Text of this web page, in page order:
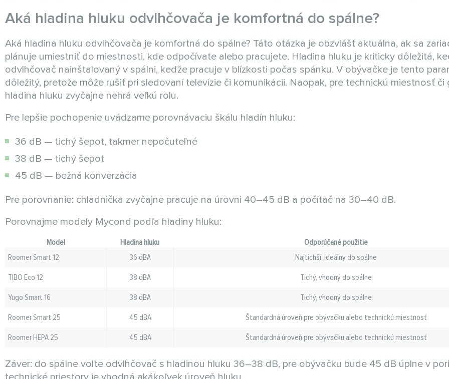
Aká hladina hluku odvlhčovača je komfortná do spálne?
Aká hladina hluku odvlhčovača je komfortná do spálne? Táto otázka je obzvlášť aktuálna, ak sa
plánuje umiestniť do miestnosti, kde odpočívate alebo pracujete. Hladina hluku je kriticky dôležitá,
odvlhčovač nainštalovaný v spálni, keďže pracuje v blízkosti počas spánku. V obývačke je tento
dôležitý, pretože môže rušiť pri sledovaní televízie či komunikácii. Naopak, pre technickú miestnosť či
hladina hluku zvyčajne nehrá veľkú rolu.
Pre lepšie pochopenie uvádzame porovnávaciu škálu hladín hluku:
36 dB — tichý šepot, takmer nepočuteľné
38 dB — tichý šepot
45 dB — bežná konverzácia
Pre porovnanie: chladnička zvyčajne pracuje na úrovni 40–45 dB a počítač na 30–40 dB.
Porovnajme modely Mycond podľa hladiny hluku:
Model Hladina hluku
Odporúčané použitie
Roomer Smart 12
36 dBA
Najtichší, ideálny do spálne
TIBO Eco 12
38 dBA
Tichý, vhodný do spálne
Yugo Smart 16
38 dBA
Tichý, vhodný do spálne
Roomer Smart 25
45 dBA
Štandardná úroveň pre obývačku alebo technickú miestnosť
Roomer HEPA 25
45 dBA Štandardná úroveň pre obývačku alebo technickú miestnosť
Záver: do spálne voľte odvlhčovač s hladinou hluku 36–38 dB, pre obývačku bude 45 dB úplne v